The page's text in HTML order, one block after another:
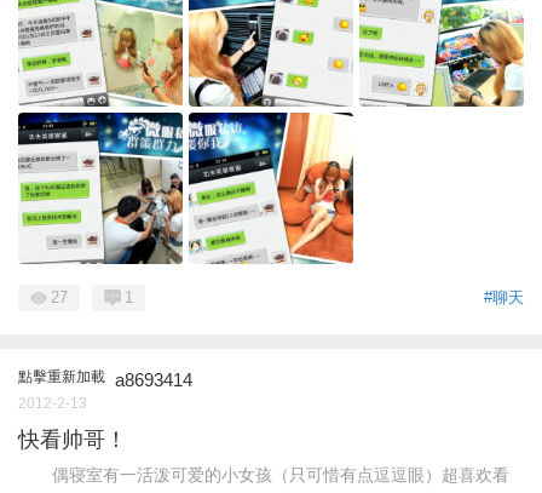
#聊天
27 1
點擊重新加載 a8693414
2012-2-13
快看帅哥！
偶寝室有一活泼可爱的小女孩（只可惜有点逗逗眼）超喜欢看